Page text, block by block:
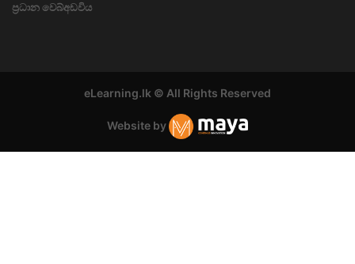
ප්‍රධාන වෙබ්අඩවිය
eLearning.lk © All Rights Reserved
Website by